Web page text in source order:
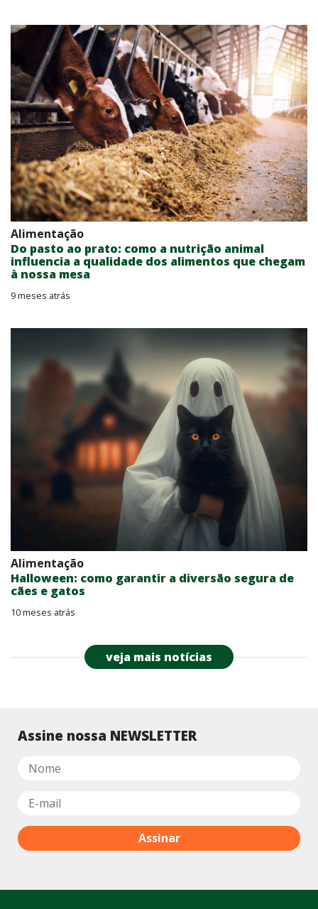
Alimentação
Do pasto ao prato: como a nutrição animal
influencia a qualidade dos alimentos que chegam
à nossa mesa
9 meses atrás
Alimentação
Halloween: como garantir a diversão segura de
cães e gatos
10 meses atrás
veja mais notícias
Assine nossa NEWSLETTER